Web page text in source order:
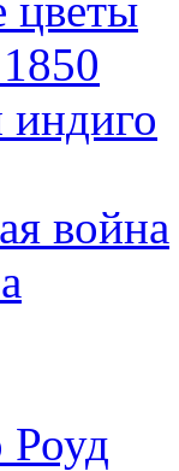
война
Роуд